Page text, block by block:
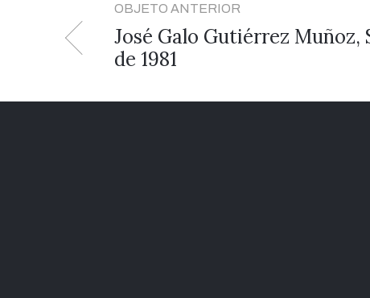
OBJETO ANTERIOR
José Galo Gutiérrez Muñoz,
de 1981